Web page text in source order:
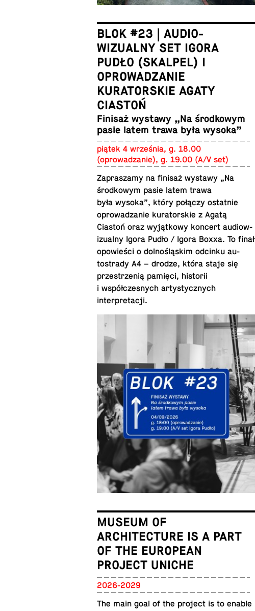
BLOK #23 | AUDIO-
WIZUALNY SET IGORA
PUDŁO (SKALPEL) I
OPROWADZANIE
KURATORSKIE AGATY
CIASTOŃ
Finisaż wystawy „Na środ­kowym
pasie latem trawa była wysoka”
piątek 4 września, g. 18.00
(oprowadzanie), g. 19.00 (A/V set)
Za­praszamy na finisaż wystawy „Na
środ­kowym pasie latem trawa
była wysoka”, który połączy os­tat­nie
oprowadzanie ku­ra­torskie z Agatą
Ciastoń oraz wyjątkowy koncert au­diow­
iz­ualny Igora Pudło / Igora Boxxa. To finał
opowieści o dolnośląskim odcinku au­
tostrady A4 – drodze, która staje się
przestrzenią pamięci, his­torii
i współczes­nych artysty­cznych
interpretacji.
MUSEUM OF
ARCHITECTURE IS A PART
OF THE EUROPEAN
PROJECT UNICHE
2026-2029
The main goal of the project is to enable